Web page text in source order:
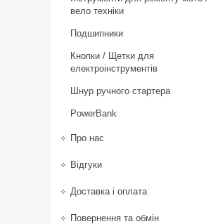
вело техніки
Подшипники
Кнопки / Щетки для
електроінструментів
Шнур ручного стартера
PowerBank
Про нас
Відгуки
Доставка і оплата
Повернення та обмін